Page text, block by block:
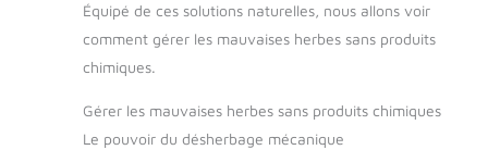
Équipé de ces solutions naturelles, nous allons voir
comment gérer les mauvaises herbes sans produits
chimiques.
Gérer les mauvaises herbes sans produits chimiques
Le pouvoir du désherbage mécanique